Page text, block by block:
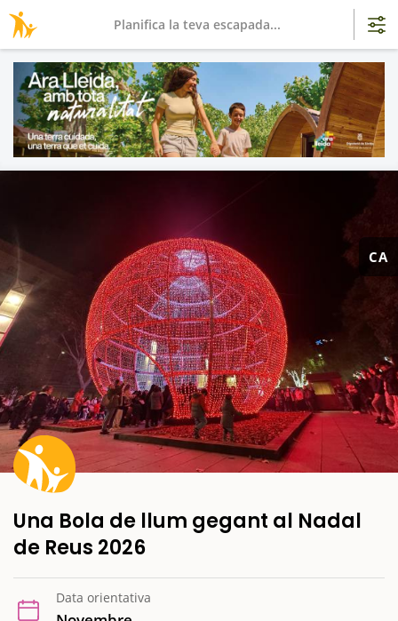
CA
Una Bola de llum gegant al Nadal
de Reus 2026
Data orientativa
Planifica la teva escapada...